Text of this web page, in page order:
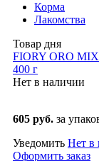
Корма
Лакомства
Товар дня
FIORY ORO MIX
400 г
Нет в наличии
605 руб. за
Уведомить Нет в
Оформить заказ